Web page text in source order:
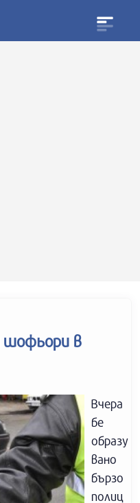
шофьори в
Вчера
бе
образу
вано
бързо
полиц